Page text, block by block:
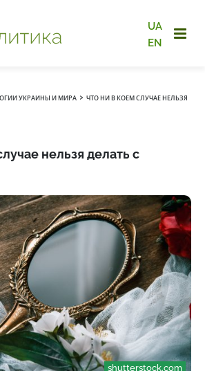
UA
EN
УКРАИНЫ И МИРА › ЧТО НИ В КОЕМ СЛУЧАЕ НЕЛЬЗЯ
нельзя делать с
shutterstock.com